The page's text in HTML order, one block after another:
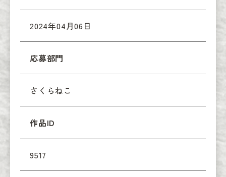
2024年04月06日
応募部門
さくらねこ
作品ID
9517